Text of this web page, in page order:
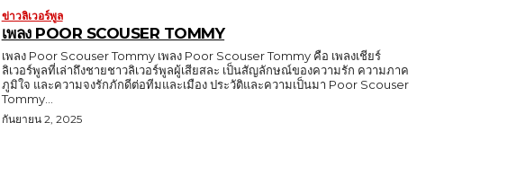
ข่าวลิเวอร์พูล
เพลง POOR SCOUSER TOMMY
เพลง Poor Scouser Tommy เพลง Poor Scouser Tommy คือ เพลงเชียร์
ลิเวอร์พูลที่เล่าถึงชายชาวลิเวอร์พูลผู้เสียสละ เป็นสัญลักษณ์ของความรัก ความภาค
ภูมิใจ และความจงรักภักดีต่อทีมและเมือง ประวัติและความเป็นมา Poor Scouser
Tommy...
กันยายน 2, 2025